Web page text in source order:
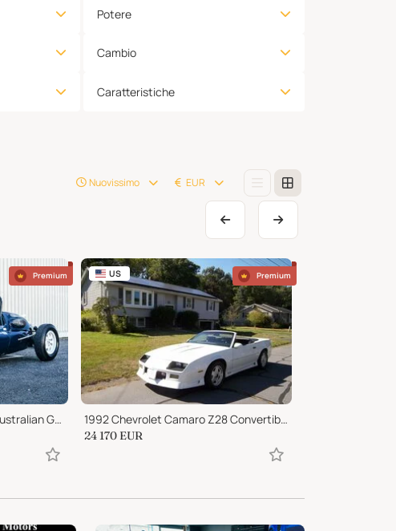
Potere
Cambio
Caratteristiche
Nuovissimo EUR
Premium
1957 Cooper T43 Climax - Australian Gold Star Winner
US Premium
1992 Chevrolet Camaro Z28 Convertible
24 170 EUR